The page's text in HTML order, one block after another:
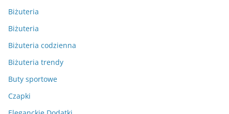
Biżuteria
Biżuteria
Biżuteria codzienna
Biżuteria trendy
Buty sportowe
Czapki